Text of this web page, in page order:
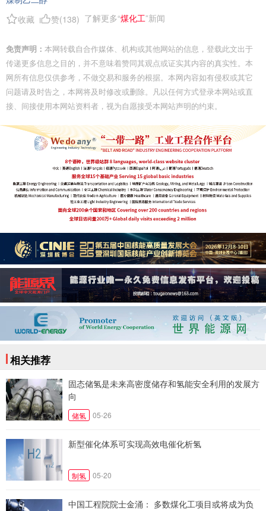
收藏
赞(138) 了解更多“煤化工”新闻
免责声明： 本网转载自合作媒体、机构或其他网站的信息，登载此文出于
传递更多信息之目的，并不意味着赞同其观点或证实其内容的真实性。本
网所有信息仅供参考，不做交易和服务的根据。本网内容如有侵权或其它
问题请及时告之，本网将及时修改或删除。凡以任何方式登录本网站或直
接、间接使用本网站资料者，视为自愿接受本网站声明的约束。
相关推荐
固态储氢是未来高密度储存和氢能安全利用的发展方
向
储氢 05-26
新型催化体系可实现高效电催化析氢
制氢 05-20
中国工程院院士金涌： 多数煤化工项目或将成为负